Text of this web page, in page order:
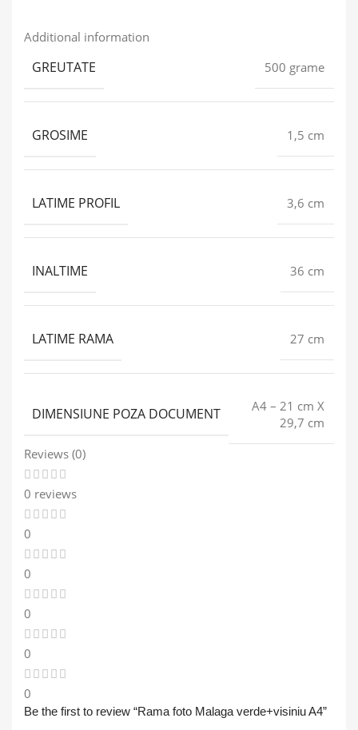
Additional information
GREUTATE 500 grame
GROSIME 1,5 cm
LATIME PROFIL 3,6 cm
INALTIME 36 cm
LATIME RAMA 27 cm
DIMENSIUNE POZA DOCUMENT
A4 – 21 cm X
29,7 cm
Reviews (0)
0 reviews
0
0
0
0
0
Be the first to review “Rama foto Malaga verde+visiniu A4”